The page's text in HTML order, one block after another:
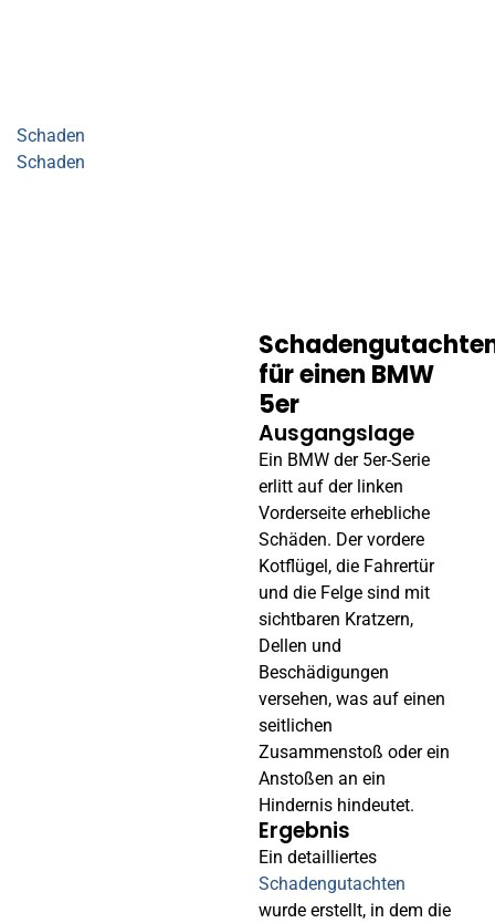
Schaden
Schaden
für einen BMW
5er
Ausgangslage
Ein BMW der 5er-Serie
erlitt auf der linken
Vorderseite erhebliche
Schäden. Der vordere
Kotflügel, die Fahrertür
und die Felge sind mit
sichtbaren Kratzern,
Dellen und
Beschädigungen
versehen, was auf einen
seitlichen
Zusammenstoß oder ein
Anstoßen an ein
Hindernis hindeutet.
Ergebnis
Ein detailliertes
Schadengutachten
wurde erstellt, in dem die